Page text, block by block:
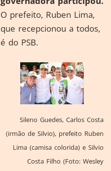
O prefeito, Ruben Lima,
que recepcionou a todos,
é do PSB.
Sileno Guedes, Carlos Costa
(irmão de Silvio), prefeito Ruben
Lima (camisa colorida) e Silvio
Costa Filho (Foto: Wesley